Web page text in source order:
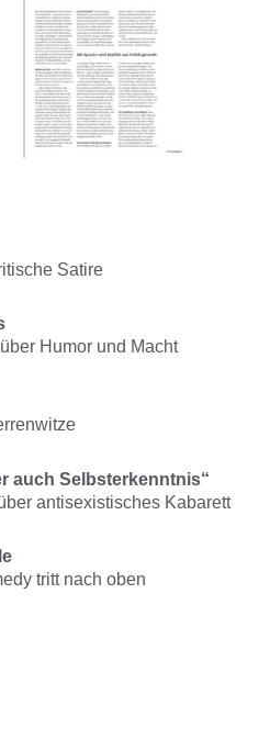
Satire
Humor und Macht
auch Selbsterkenntnis“
antisexistisches Kabarett
tritt nach oben